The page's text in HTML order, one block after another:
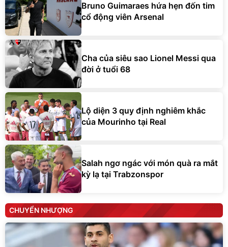
Bruno Guimaraes hứa hẹn đốn tim
cổ động viên Arsenal
Cha của siêu sao Lionel Messi qua
đời ở tuổi 68
Lộ diện 3 quy định nghiêm khắc
của Mourinho tại Real
Salah ngơ ngác với món quà ra mắt
kỳ lạ tại Trabzonspor
CHUYỂN NHƯỢNG